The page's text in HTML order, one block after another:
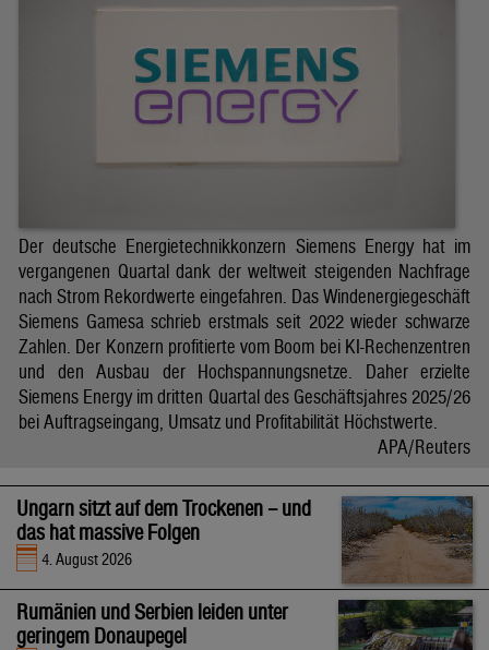
Der deutsche Energietechnikkonzern Siemens Energy hat im
vergangenen Quartal dank der weltweit steigenden Nachfrage
nach Strom Rekordwerte eingefahren. Das Windenergiegeschäft
Siemens Gamesa schrieb erstmals seit 2022 wieder schwarze
Zahlen. Der Konzern profitierte vom Boom bei KI-Rechenzentren
und den Ausbau der Hochspannungsnetze. Daher erzielte
Siemens Energy im dritten Quartal des Geschäftsjahres 2025/26
bei Auftragseingang, Umsatz und Profitabilität Höchstwerte.
APA/Reuters
Ungarn sitzt auf dem Trockenen – und
das hat massive Folgen
4. August 2026
Rumänien und Serbien leiden unter
geringem Donaupegel